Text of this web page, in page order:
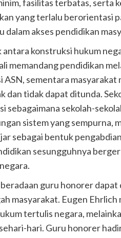
fasilitas terbatas, serta
yang terlalu berorientasi
akses pendidikan
konstruksi hukum
memandang pendidikan
sementara masyarakat
tidak dapat ditunda.
sekolah-
sistem yang sempurna,
sebagai bentuk
sesungguhnya
guru honorer dapat
masyarakat. Eugen
tertulis negara,
hari. Guru honorer